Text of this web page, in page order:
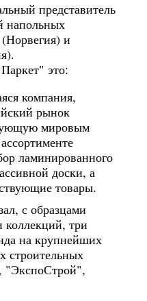
представитель
напольных
и
это:
компания,
рынок
мировым
ламинированного
доски, а
товары.
с образцами
коллекций, три
на крупнейших
строительных
"ЭкспоСтрой",